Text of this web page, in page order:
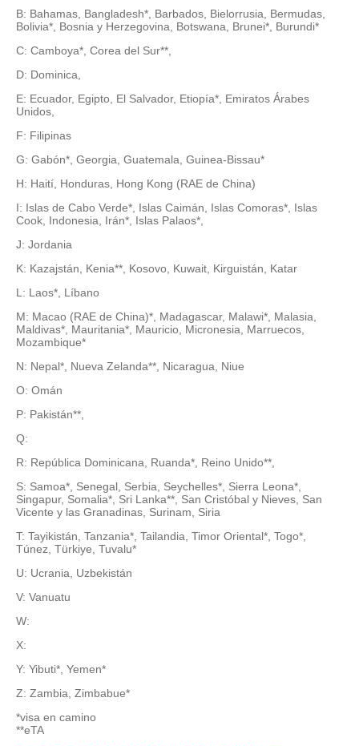
B: Bahamas, Bangladesh*, Barbados, Bielorrusia, Bermudas,
Bolivia*, Bosnia y Herzegovina, Botswana, Brunei*, Burundi*
C: Camboya*, Corea del Sur**,
D: Dominica,
E: Ecuador, Egipto, El Salvador, Etiopía*, Emiratos Árabes
Unidos,
F: Filipinas
G: Gabón*, Georgia, Guatemala, Guinea-Bissau*
H: Haití, Honduras, Hong Kong (RAE de China)
I: Islas de Cabo Verde*, Islas Caimán, Islas Comoras*, Islas
Cook, Indonesia, Irán*, Islas Palaos*,
J: Jordania
K: Kazajstán, Kenia**, Kosovo, Kuwait, Kirguistán, Katar
L: Laos*, Líbano
M: Macao (RAE de China)*, Madagascar, Malawi*, Malasia,
Maldivas*, Mauritania*, Mauricio, Micronesia, Marruecos,
Mozambique*
N: Nepal*, Nueva Zelanda**, Nicaragua, Niue
O: Omán
P: Pakistán**,
Q:
R: República Dominicana, Ruanda*, Reino Unido**,
S: Samoa*, Senegal, Serbia, Seychelles*, Sierra Leona*,
Singapur, Somalia*, Sri Lanka**, San Cristóbal y Nieves, San
Vicente y las Granadinas, Surinam, Siria
T: Tayikistán, Tanzania*, Tailandia, Timor Oriental*, Togo*,
Túnez, Türkiye, Tuvalu*
U: Ucrania, Uzbekistán
V: Vanuatu
W:
X:
Y: Yibuti*, Yemen*
Z: Zambia, Zimbabue*
*visa en camino
**eTA